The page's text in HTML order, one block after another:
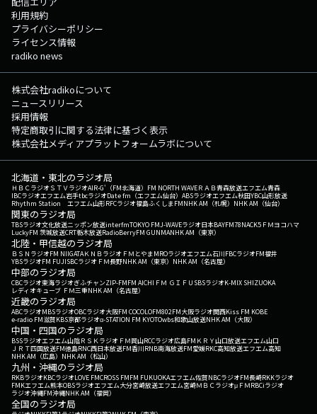
利用規約
プライバシーポリシー
ライセンス情報
radiko news
株式会社radikoについて
ニュースリリース
採用情報
特定商取引に関する法律に基づく表示
株式会社メディアプラットフォームラボについて
北海道・東北のラジオ局
ＨＢＣラジオＳＴＶラジオAIR-G'（FM北海道） FM NORTH WAVEＲＡＢ青森放送エフエム青森
IBCラジオエフエム岩手tbcラジオDate fm（エフエム仙台） ABSラジオエフエム秋田YBC山形放送
Rhythm Station エフエム山形RFCラジオ福島ふくしまFMNHK AM（札幌） NHK AM（仙台）
関東のラジオ局
TBSラジオ文化放送ニッポン放送interfmTOKYO FMJ-WAVEラジオ日本BAYFM78NACK5 ＦＭヨコハマ
LuckyFM 茨城放送CRT栃木放送RadioBerryFM GUNMANHK AM（東京）
北陸・甲信越のラジオ局
ＢＳＮラジオFM NIIGATAＫＮＢラジオ ＦＭとやまMROラジオエフエム石川FBCラジオFM福井
YBSラジオFM FUJISBCラジオ ＦＭ長野NHK AM（東京） NHK AM（名古屋）
中部のラジオ局
CBCラジオ東海ラジオぎふチャンZIP-FMFM AICHI ＦＭ ＧＩＦＵ SBSラジオK-MIX SHIZUOKA
レディオキューブ ＦＭ三重NHK AM（名古屋）
近畿のラジオ局
ABCラジオMBSラジオOBCラジオ大阪FM COCOLOFM802FM大阪ラジオ関西Kiss FM KOBE
e-radio FM滋賀KBS京都ラジオα-STATION FM KYOTOwbs和歌山放送NHK AM（大阪）
中国・四国のラジオ局
BSSラジオエフエム山陰ＲＳＫラジオ ＦＭ岡山RCCラジオ広島FM ＫＲＹ山口放送エフエム山口
ＪＲＴ四国放送FM徳島RNC西日本放送FM香川RNB南海放送FM愛媛RKC高知放送エフエム高知
NHK AM（広島） NHK AM（松山）
九州・沖縄のラジオ局
RKBラジオKBCラジオLOVE FMCROSS FMFM FUKUOKAエフエム佐賀NBCラジオFM長崎RKKラジオ
FMKエフエム熊本OBSラジオエフエム大分宮崎放送エフエム宮崎ＭＢＣラジオμＦＭRBCiラジオ
ラジオ沖縄FM沖縄NHK AM（福岡）
全国のラジオ局